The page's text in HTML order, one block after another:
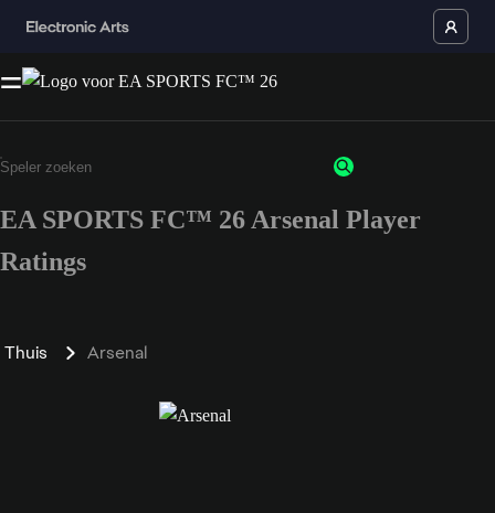
EA SPORTS FC™ 26 Arsenal Player
Ratings
Thuis Arsenal